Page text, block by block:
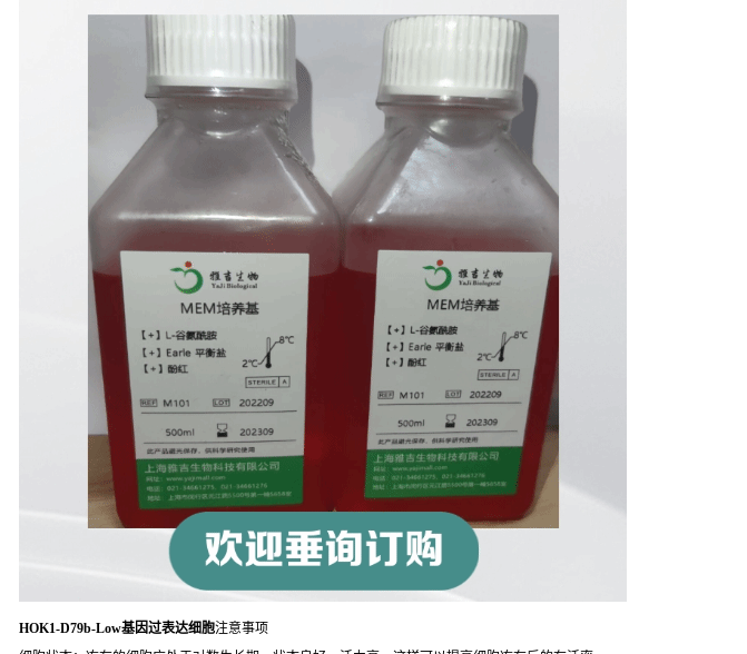
HOK1-D79b-Low基因过表达细胞注意事项